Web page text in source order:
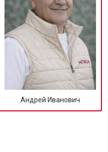
Андрей Иванович